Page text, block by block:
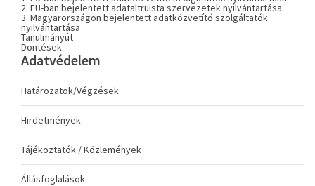
2. EU-ban bejelentett adataltruista szervezetek nyilvántartása
3. Magyarországon bejelentett adatközvetítő szolgáltatók
nyilvántartása
Tanulmányút
Döntések
Adatvédelem
Határozatok/Végzések
Hirdetmények
Tájékoztatók / Közlemények
Állásfoglalások